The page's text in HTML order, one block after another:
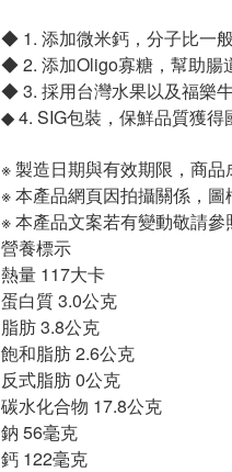
◆ 1. 添加微米鈣，分子比一
◆ 2. 添加Oligo寡糖，幫助腸
◆ 3. 採用台灣水果以及福樂
◆ 4. SIG包裝，保鮮品質獲得
※ 製造日期與有效期限，商
※ 本產品網頁因拍攝關係，
※ 本產品文案若有變動敬請
營養標示
熱量 117大卡
蛋白質 3.0公克
脂肪 3.8公克
飽和脂肪 2.6公克
反式脂肪 0公克
碳水化合物 17.8公克
鈉 56毫克
鈣 122毫克